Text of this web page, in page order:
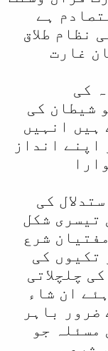
ہے
نظام طلاق
غارت
کی
شیطان کی
ہیں انہیں
انداز
کی
تیسری شکل
شرع
تکیوں کی
چلچلاتی
ان شاء
باہر
مسئلہ جو